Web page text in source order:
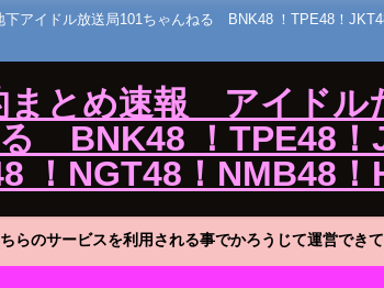
イドル放送局101ちゃんねる BNK48 ！TPE48！
とめ速報 アイド
BNK48 ！TPE48！
！NGT48！NMB48！
のサービスを利用される事でかろうじて運営でき